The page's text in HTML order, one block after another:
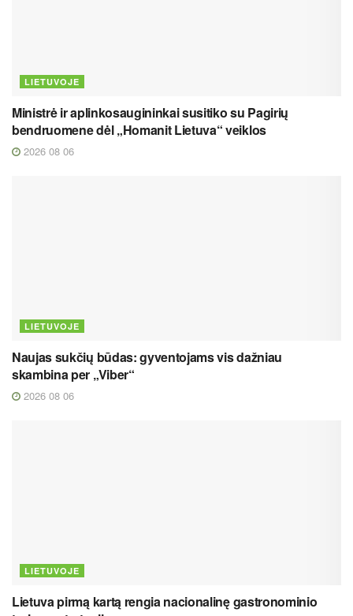
LIETUVOJE
Ministrė ir aplinkosaugininkai susitiko su Pagirių
bendruomene dėl „Homanit Lietuva“ veiklos
2026 08 06
LIETUVOJE
Naujas sukčių būdas: gyventojams vis dažniau
skambina per „Viber“
2026 08 06
LIETUVOJE
Lietuva pirmą kartą rengia nacionalinę gastronominio